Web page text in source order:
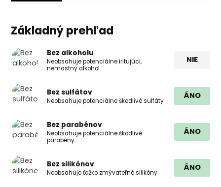
Základný prehľad
Bez alkoholu
Neobsahuje potenciálne iritujúci,
nemastný alkohol
NIE
Bez sulfátov
Neobsahuje potenciálne škodlivé sulfáty
ÁNO
Bez parabénov
Neobsahuje potenciálne škodlivé
parabény
ÁNO
Bez silikónov
Neobsahuje ťažko zmývateľné silikóny
ÁNO